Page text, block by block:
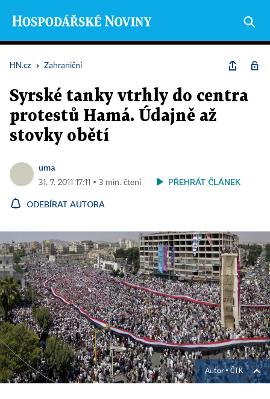
HN.cz › Zahraniční
Syrské tanky vtrhly do centra
protestů Hamá. Údajně až
stovky obětí
uma
31. 7. 2011 17:11 ▪ 3 min. čtení PŘEHRÁT ČLÁNEK
ODEBÍRAT AUTORA
Autor ▪ ČTK